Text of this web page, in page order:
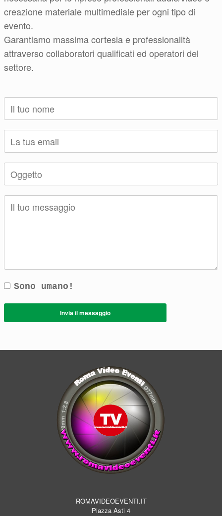
creazione materiale multimediale per ogni tipo di
evento.
Garantiamo massima cortesia e professionalità
attraverso collaboratori qualificati ed operatori del
settore.
Sono umano!
Invia il messaggio
ROMAVIDEOEVENTI.IT
Piazza Asti 4